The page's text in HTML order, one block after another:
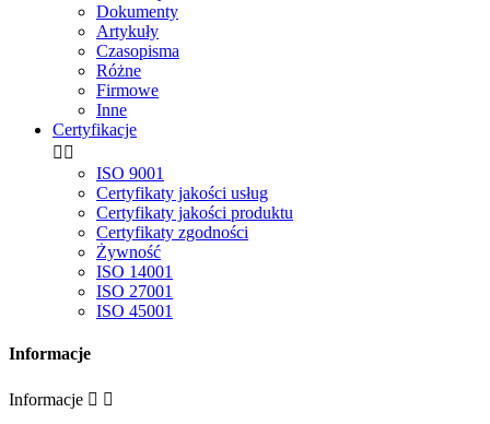
Dokumenty
Artykuły
Czasopisma
Różne
Firmowe
Inne
Certyfikacje
 
ISO 9001
Certyfikaty jakości usług
Certyfikaty jakości produktu
Certyfikaty zgodności
Żywność
ISO 14001
ISO 27001
ISO 45001
Informacje
Informacje  